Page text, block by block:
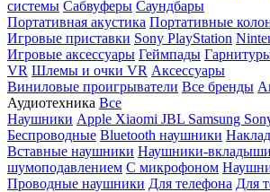
системы Сабвуферы Саундбары
Портативная акустика Портативные
Игровые приставки Sony PlayStation
Игровые аксессуары Геймпады
VR Шлемы и очки VR Аксессуары
Виниловые проигрыватели Все бренды
Аудиотехника Все
Наушники Apple Xiaomi JBL Samsung
Беспроводные Bluetooth наушники
Вставные наушники Наушники-вкладыши
шумоподавлением С микрофоном
Проводные наушники Для телефона Для